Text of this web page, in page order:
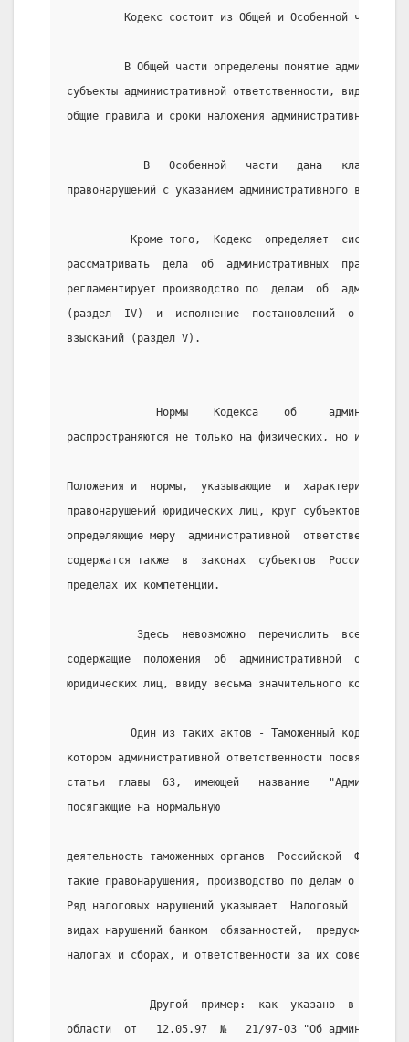
         Кодекс состоит из Общей и Особенной частей.
В Общей части определены понятие
субъекты административной ответственности, виды
общие правила и сроки наложения административных
В   Особенной   части   дана
правонарушений с указанием административного
Кроме того,  Кодекс  определяет  систему
рассматривать  дела  об  административных
регламентирует производство по  делам  об
(раздел  IV)  и  исполнение  постановлений  о
взысканий (раздел V).
Нормы    Кодекса    об
распространяются не только на физических, но и на
Положения и  нормы,  указывающие  и  характеризующие
правонарушений юридических лиц, круг субъектов этих
определяющие меру  административной
содержатся также  в  законах  субъектов  Российской
пределах их компетенции.
Здесь  невозможно  перечислить  все
содержащие  положения  об  административной
юридических лиц, ввиду весьма значительного
Один из таких актов - Таможенный кодекс
котором административной ответственности посвящено
статьи  главы  63,  имеющей   название
посягающие на нормальную
деятельность таможенных органов  Российской
такие правонарушения, производство по делам о них и
Ряд налоговых нарушений указывает  Налоговый
видах нарушений банком  обязанностей,
налогах и сборах, и ответственности за их
Другой  пример:  как  указано  в статье
области  от   12.05.97  №   21/97-ОЗ "Об